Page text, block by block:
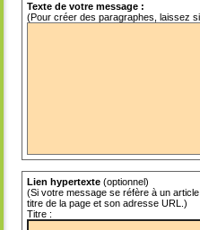
Texte de votre message :
(Pour créer des paragraphes, laissez
Lien hypertexte (optionnel)
(Si votre message se réfère à un
titre de la page et son adresse URL.)
Titre :